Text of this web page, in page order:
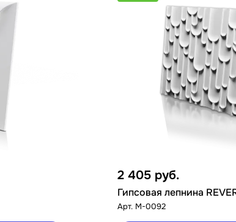
2 405 руб.
Гипсовая лепнина
Арт. M-0092